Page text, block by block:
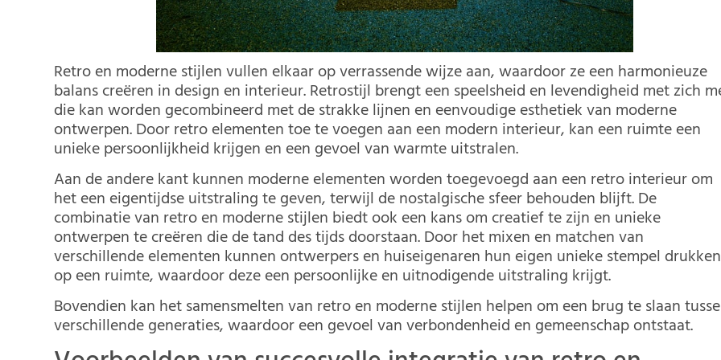
Retro en moderne stijlen vullen elkaar op verrassende wijze aan, waardoor ze een harmonieuze
balans creëren in design en interieur. Retrostijl brengt een speelsheid en levendigheid met zich
die kan worden gecombineerd met de strakke lijnen en eenvoudige esthetiek van moderne
ontwerpen. Door retro elementen toe te voegen aan een modern interieur, kan een ruimte een
unieke persoonlijkheid krijgen en een gevoel van warmte uitstralen.
Aan de andere kant kunnen moderne elementen worden toegevoegd aan een retro interieur om
het een eigentijdse uitstraling te geven, terwijl de nostalgische sfeer behouden blijft. De
combinatie van retro en moderne stijlen biedt ook een kans om creatief te zijn en unieke
ontwerpen te creëren die de tand des tijds doorstaan. Door het mixen en matchen van
verschillende elementen kunnen ontwerpers en huiseigenaren hun eigen unieke stempel drukken
op een ruimte, waardoor deze een persoonlijke en uitnodigende uitstraling krijgt.
Bovendien kan het samensmelten van retro en moderne stijlen helpen om een brug te slaan
verschillende generaties, waardoor een gevoel van verbondenheid en gemeenschap ontstaat.